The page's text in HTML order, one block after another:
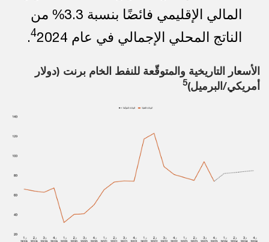
المالي الإقليمي فائضًا بنسبة 3.3% من
الناتج المحلي الإجمالي في عام
42024.
الأسعار التاريخية والمتوقّعة للنفط الخام برنت (دولار
أمريكي/البرميل)5